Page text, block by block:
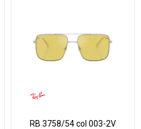
RB 3758/54 col 003-2V